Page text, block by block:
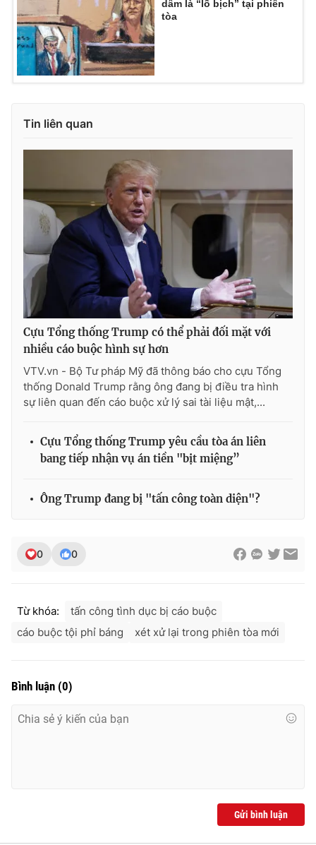
dâm là “lố bịch” tại phiên
tòa
Tin liên quan
Cựu Tổng thống Trump có thể phải đối mặt với
nhiều cáo buộc hình sự hơn
VTV.vn - Bộ Tư pháp Mỹ đã thông báo cho cựu Tổng
thống Donald Trump rằng ông đang bị điều tra hình
sự liên quan đến cáo buộc xử lý sai tài liệu mật,...
Cựu Tổng thống Trump yêu cầu tòa án liên
bang tiếp nhận vụ án tiền "bịt miệng”
Ông Trump đang bị "tấn công toàn diện"?
0 0
Từ khóa:
tấn công tình dục bị cáo buộc
cáo buộc tội phỉ báng
xét xử lại trong phiên tòa mới
Bình luận (0)
Gửi bình luận